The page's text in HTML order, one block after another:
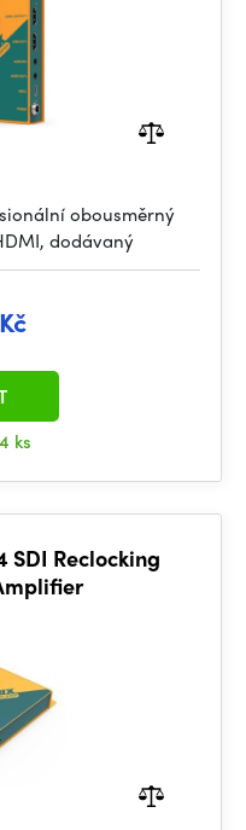
obousměrný
dodávaný
4 ks
SDI Reclocking